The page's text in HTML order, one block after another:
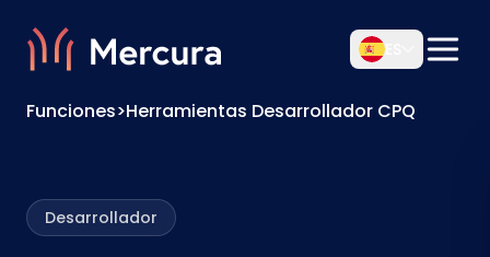
Funciones>Herramientas Desarrollador CPQ
Desarrollador